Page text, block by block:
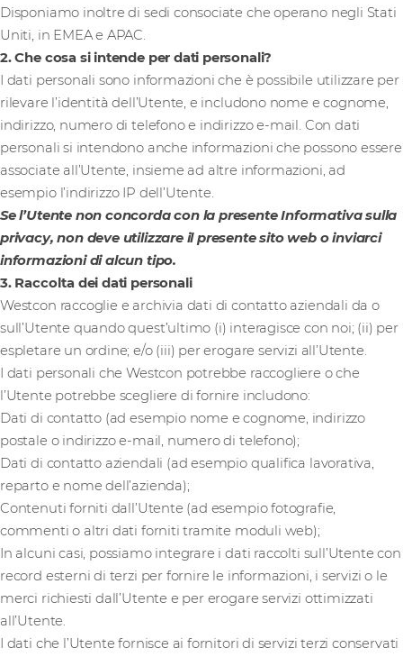
Disponiamo inoltre di sedi consociate che operano negli Stati
Uniti, in EMEA e APAC.
2. Che cosa si intende per dati personali?
I dati personali sono informazioni che è possibile utilizzare per
rilevare l’identità dell’Utente, e includono nome e cognome,
indirizzo, numero di telefono e indirizzo e-mail. Con dati
personali si intendono anche informazioni che possono essere
associate all’Utente, insieme ad altre informazioni, ad
esempio l’indirizzo IP dell’Utente.
Se l’Utente non concorda con la presente Informativa sulla
privacy, non deve utilizzare il presente sito web o inviarci
informazioni di alcun tipo.
3. Raccolta dei dati personali
Westcon raccoglie e archivia dati di contatto aziendali da o
sull’Utente quando quest’ultimo (i) interagisce con noi; (ii) per
espletare un ordine; e/o (iii) per erogare servizi all’Utente.
I dati personali che Westcon potrebbe raccogliere o che
l’Utente potrebbe scegliere di fornire includono:
Dati di contatto (ad esempio nome e cognome, indirizzo
postale o indirizzo e-mail, numero di telefono);
Dati di contatto aziendali (ad esempio qualifica lavorativa,
reparto e nome dell’azienda);
Contenuti forniti dall’Utente (ad esempio fotografie,
commenti o altri dati forniti tramite moduli web);
In alcuni casi, possiamo integrare i dati raccolti sull’Utente con
record esterni di terzi per fornire le informazioni, i servizi o le
merci richiesti dall’Utente e per erogare servizi ottimizzati
all’Utente.
I dati che l’Utente fornisce ai fornitori di servizi terzi conservati